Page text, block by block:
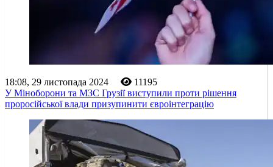
18:08, 29 листопада 2024
11195
У Міноборони та МЗС Грузії виступили проти рішення
проросійської влади призупинити євроінтеграцію